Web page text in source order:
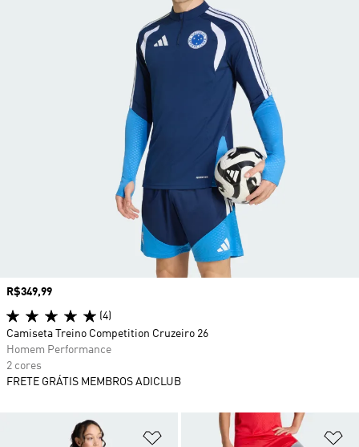
Adicionar à Lista de Desejos
Preço
R$349,99
(4)
Camiseta Treino Competition Cruzeiro 26
Homem Performance
2 cores
FRETE GRÁTIS MEMBROS ADICLUB